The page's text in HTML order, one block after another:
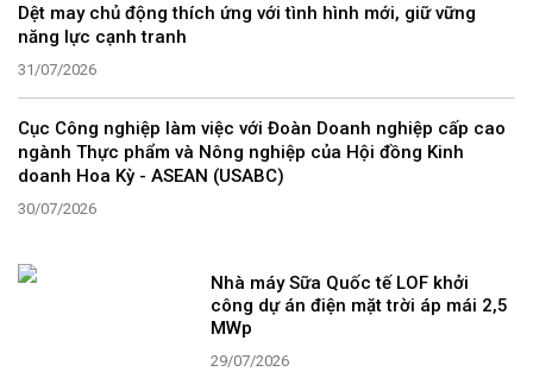
Dệt may chủ động thích ứng với tình hình mới, giữ vững
năng lực cạnh tranh
31/07/2026
Cục Công nghiệp làm việc với Đoàn Doanh nghiệp cấp cao
ngành Thực phẩm và Nông nghiệp của Hội đồng Kinh
doanh Hoa Kỳ - ASEAN (USABC)
30/07/2026
Nhà máy Sữa Quốc tế LOF khởi
công dự án điện mặt trời áp mái 2,5
MWp
29/07/2026